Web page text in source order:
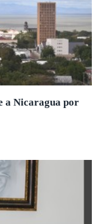
a Nicaragua por